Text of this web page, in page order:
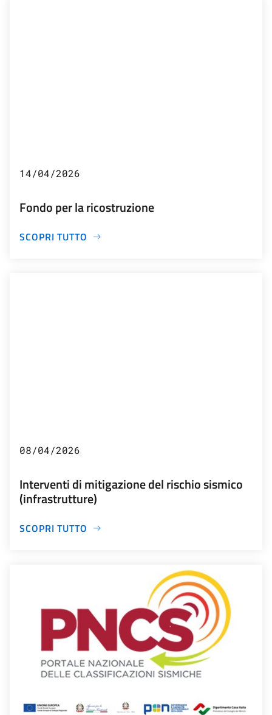
14/04/2026
Fondo per la ricostruzione
SCOPRI TUTTO
08/04/2026
Interventi di mitigazione del rischio sismico
(infrastrutture)
SCOPRI TUTTO